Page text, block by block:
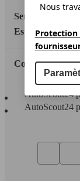
Service
Espace Pro
Contact
AutoScout24
AutoScout24
Nous